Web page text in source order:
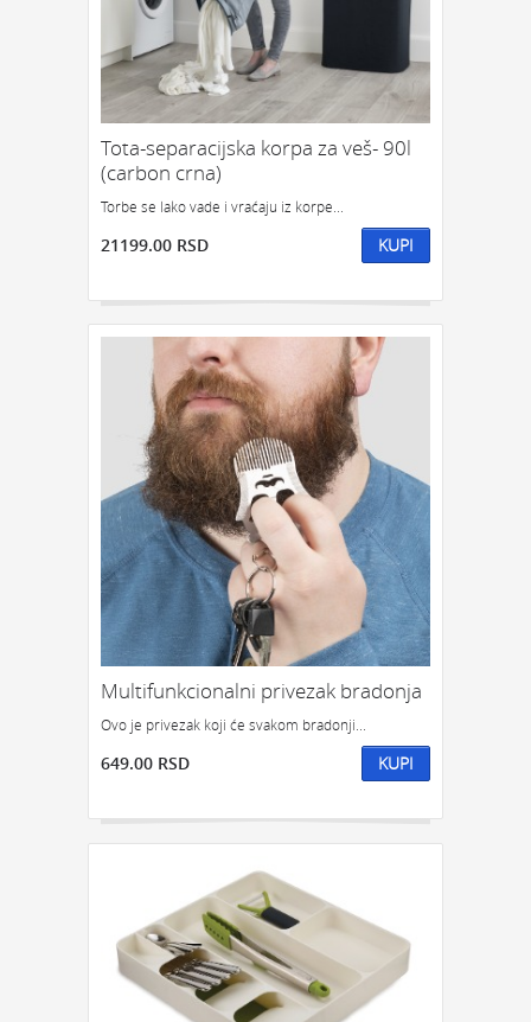
Tota-separacijska korpa za veš- 90l
(carbon crna)
Torbe se lako vade i vraćaju iz korpe...
21199.00 RSD KUPI
Multifunkcionalni privezak bradonja
Ovo je privezak koji će svakom bradonji...
649.00 RSD KUPI